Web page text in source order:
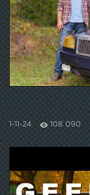
1-11-24 108 090